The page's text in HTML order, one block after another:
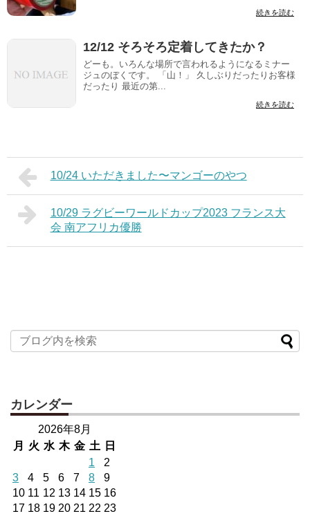
続きを読む
12/12 そろそろ定着してきたか？
どーも。いろんな場所で言われるようになるミナー
ジュのぼくです。 「山！」 久しぶりだったりお客様
だったり 最近の第...
続きを読む
10/24 いただきました〜マンゴーのやつ
10/29 ラグビーワールドカップ2023 フランス大
会 南アフリカ優勝
カレンダー
2026年8月
月
火 水 木 金 土 日
1
2
3
4 5 6 7 8
9
10 11 12 13 14 15 16
17 18 19 20 21 22 23